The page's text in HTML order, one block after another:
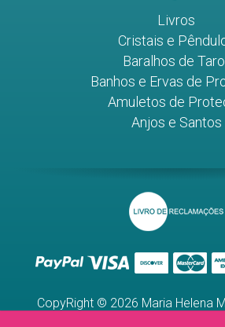
Livros
Cristais e
Baralhos de
Banhos e Ervas de
Amuletos de
Anjos e Santos
CopyRight © 2026 Maria Helena